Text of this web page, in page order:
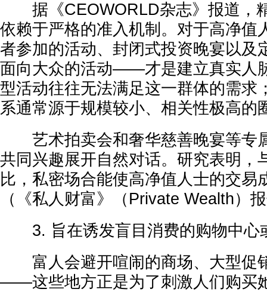
据《CEOWORLD杂志》报道，
依赖于严格的准入机制。对于高净值
者参加的活动、封闭式投资晚宴以
面向大众的活动——才是建立真实人
型活动往往无法满足这一群体的需求
系通常源于规模较小、相关性极高的
艺术拍卖会和奢华慈善晚宴等专
共同兴趣展开自然对话。研究表明，
比，私密场合能使高净值人士的交易
（《私人财富》（Private Wealth）
3. 旨在诱发盲目消费的购物中心
富人会避开喧闹的商场、大型促
——这些地方正是为了刺激人们购买